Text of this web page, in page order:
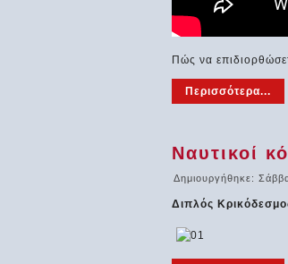
Πώς να
Περισσότερα...
Ναυτικοί
Δημιουργήθηκε:
Διπλός